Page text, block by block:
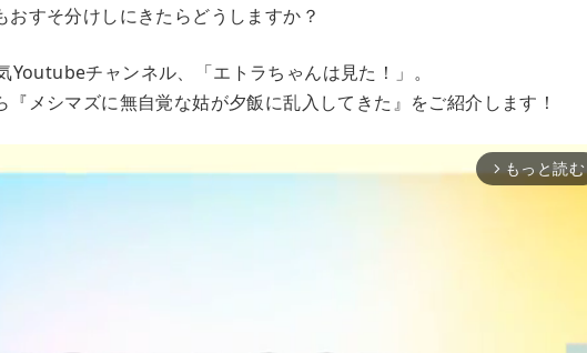
おすそ分けしにきたらどうしますか？
Youtubeチャンネル、「エトラちゃんは見た！」。
メシマズに無自覚な姑が夕飯に乱入してきた』をご紹介します！
arrow_forward_ios もっと読む